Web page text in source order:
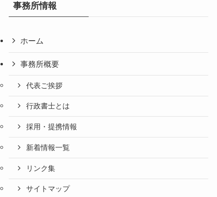
事務所情報
ホーム
事務所概要
代表ご挨拶
行政書士とは
採用・提携情報
新着情報一覧
リンク集
サイトマップ